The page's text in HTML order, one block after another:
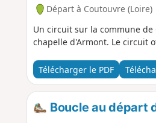
Départ à Coutouvre (Loire)
Un circuit sur la commune
chapelle d'Armont. Le circuit
Télécharger le PDF
Boucle au départ